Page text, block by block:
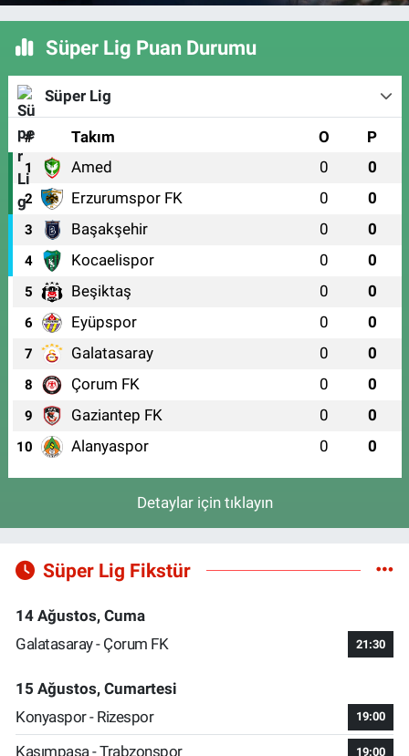
Süper Lig Puan Durumu
Süper Lig
# Takım O P
1 Amed 0 0
2 Erzurumspor FK 0 0
3 Başakşehir 0 0
4 Kocaelispor 0 0
5 Beşiktaş 0 0
6 Eyüpspor 0 0
7 Galatasaray 0 0
8 Çorum FK 0 0
9 Gaziantep FK 0 0
10 Alanyaspor 0 0
Detaylar için tıklayın
Süper Lig Fikstür
14 Ağustos, Cuma
Galatasaray - Çorum FK
21:30
15 Ağustos, Cumartesi
Konyaspor - Rizespor
19:00
Kasımpaşa - Trabzonspor 19:00